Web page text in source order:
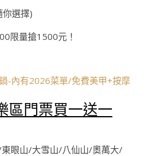
你選擇)
限量搶1500元！
區門票買一送一
眼山/大雪山/八仙山/奧萬大/